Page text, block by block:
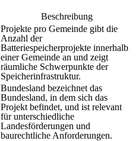
Beschreibung
Projekte pro Gemeinde gibt die
Anzahl der
Batteriespeicherprojekte innerhalb
einer Gemeinde an und zeigt
räumliche Schwerpunkte der
Speicherinfrastruktur.
Bundesland bezeichnet das
Bundesland, in dem sich das
Projekt befindet, und ist relevant
für unterschiedliche
Landesförderungen und
baurechtliche Anforderungen.